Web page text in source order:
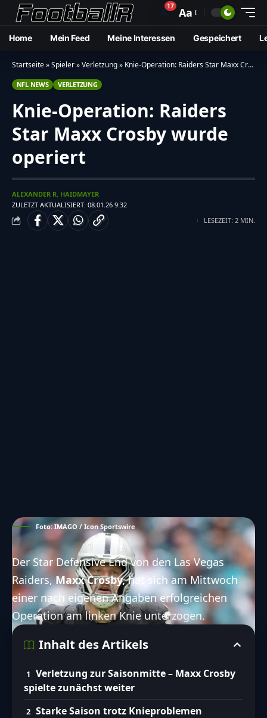
🔔17 Aa
Home Mein Feed Meine Interessen Gespeichert
Startseite»Spieler»Verletzung» Knie-Operation: Raiders Star Maxx Crosby wurde operiert
NFL NEWS VERLETZUNG
Knie-Operation: Raiders
Star Maxx Crosby wurde
operiert
ZULETZT AKTUALISIERT: 08.01.26 9:32
ALEXANDER R. HAIDMAYER
LESEZEIT: 2 MIN.
Foto: IMAGO / Icon Sportswire
Der Star Defensive End von den Las Vegas
Raiders,Maxx Crosby,hat sich am Mittwoch
einer nach eigenen Angaben erfolgreichen
Operation am linken Knie unterzogen.
Inhalt des Artikels
Verletzung zur Saisonmitte – Maxx Crosby
spielte zunächst weiter
Starke Saison trotz Knieproblemen